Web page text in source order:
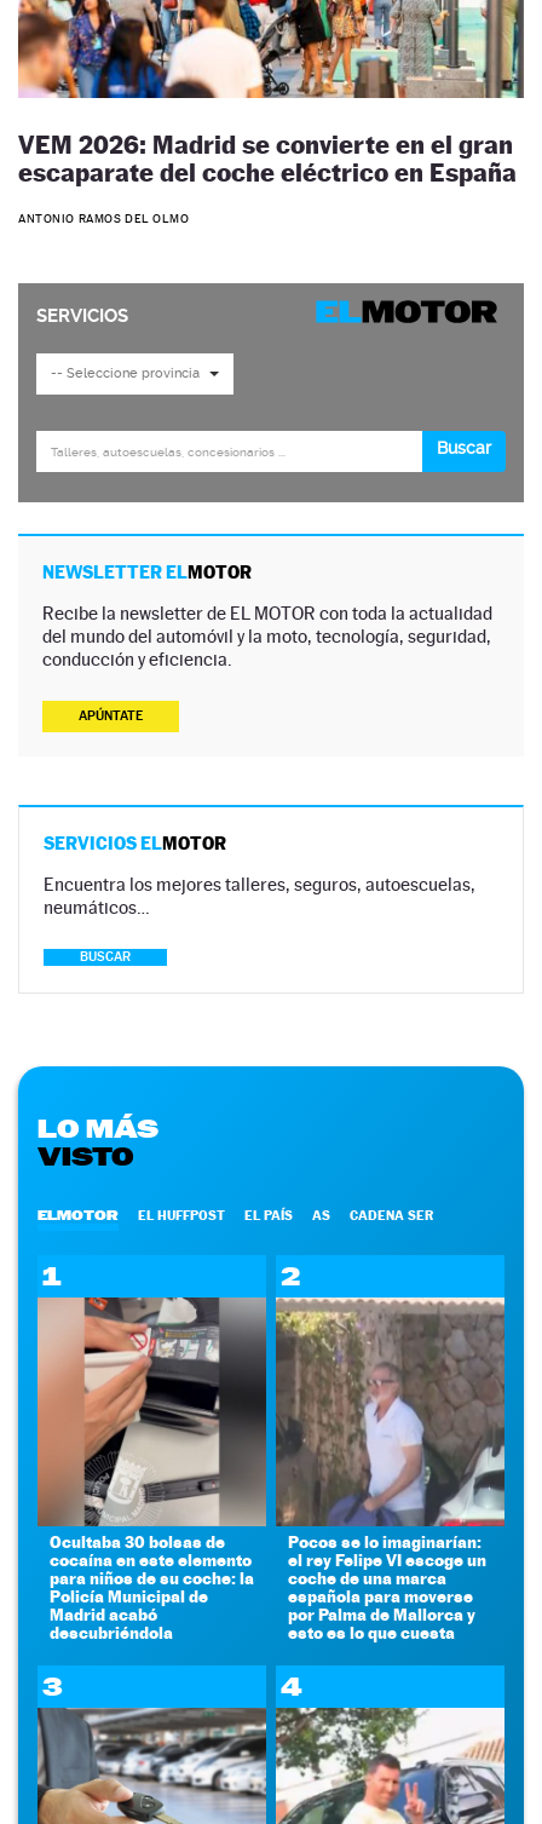
VEM 2026: Madrid se convierte en el gran
escaparate del coche eléctrico en España
ANTONIO RAMOS DEL OLMO
NEWSLETTER ELMOTOR
Recibe la newsletter de EL MOTOR con toda la actualidad
del mundo del automóvil y la moto, tecnología, seguridad,
conducción y eficiencia.
APÚNTATE
SERVICIOS ELMOTOR
Encuentra los mejores talleres, seguros, autoescuelas,
neumáticos…
BUSCAR
LO MÁS
VISTO
ELMOTOR EL HUFFPOST EL PAÍS AS CADENA SER
1
Ocultaba 30 bolsas de
cocaína en este elemento
para niños de su coche: la
Policía Municipal de
Madrid acabó
descubriéndola
2
Pocos se lo imaginarían:
el rey Felipe VI escoge un
coche de una marca
española para moverse
por Palma de Mallorca y
esto es lo que cuesta
3 4